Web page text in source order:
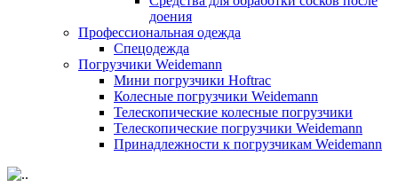
доения
Профессиональная одежда
Cпецодежда
Погрузчики Weidemann
Мини погрузчики Hoftraс
Колесные погрузчики Weidemann
Телескопические колесные погрузчики
Телескопические погрузчики Weidemann
Принадлежности к погрузчикам Weidemann